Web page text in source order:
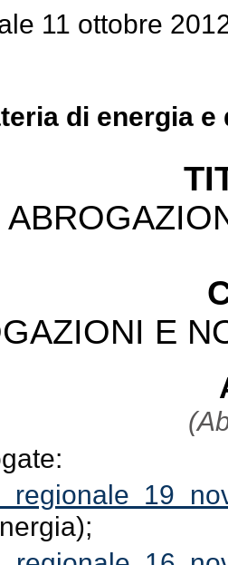
11 ottobre
di energia
E
regionale 19